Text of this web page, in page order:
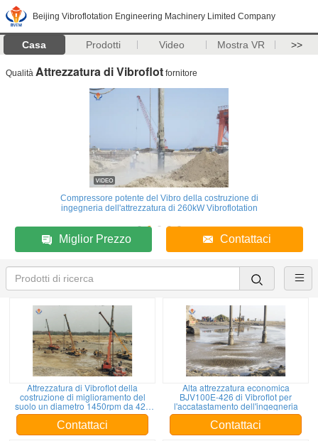
Beijing Vibroflotation Engineering Machinery Limited Company
Casa Prodotti Video Mostra VR >>
Qualità Attrezzatura di Vibroflot fornitore
Compressore potente del Vibro della costruzione di
ingegneria dell'attrezzatura di 260kW Vibroflotation
Miglior Prezzo Contattaci
Attrezzatura di Vibroflot della
costruzione di miglioramento del
suolo un diametro 1450rpm da 426
millimetri
Contattaci
Alta attrezzatura economica
BJV100E-426 di Vibroflot per
l'accatastamento dell'ingegneria
Contattaci